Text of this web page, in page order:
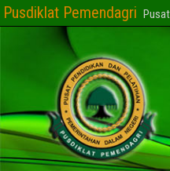
Pusdiklat Pemendagri